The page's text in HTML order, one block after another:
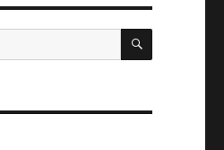
SZUKAJ